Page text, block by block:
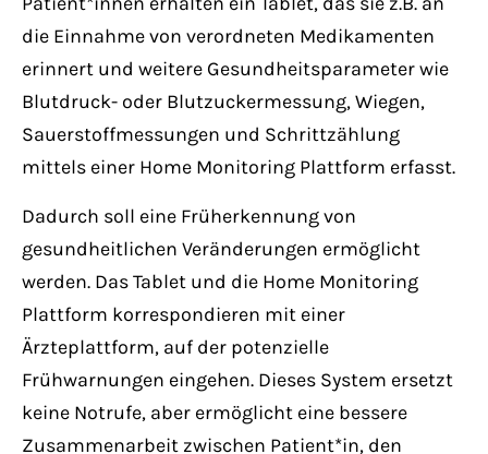
die Einnahme von verordneten Medikamenten
erinnert und weitere Gesundheitsparameter wie
Blutdruck- oder Blutzuckermessung, Wiegen,
Sauerstoffmessungen und Schrittzählung
mittels einer Home Monitoring Plattform erfasst.
Dadurch soll eine Früherkennung von
gesundheitlichen Veränderungen ermöglicht
werden. Das Tablet und die Home Monitoring
Plattform korrespondieren mit einer
Ärzteplattform, auf der potenzielle
Frühwarnungen eingehen. Dieses System ersetzt
keine Notrufe, aber ermöglicht eine bessere
Zusammenarbeit zwischen Patient*in, den